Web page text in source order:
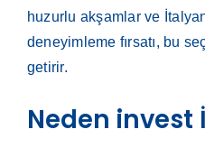
huzurlu akşamlar ve
deneyimleme fırsatı, bu
getirir.
Neden invest